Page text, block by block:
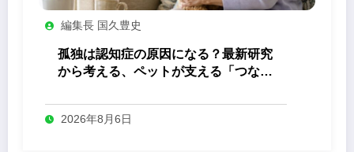
編集長 国久豊史
孤独は認知症の原因になる？最新研究
から考える、ペットが支える「つなが
2026年8月6日